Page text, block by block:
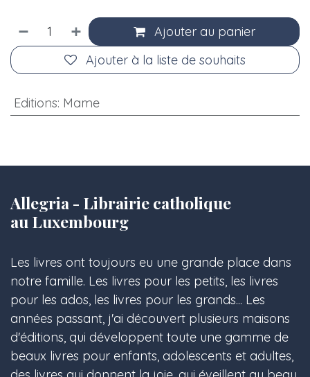
Ajouter au panier
Ajouter à la liste de souhaits
Editions: Mame
Allegria - Librairie catholique
au Luxembourg
Les livres ont toujours eu une grande place dans
notre famille. Les livres pour les petits, les livres
pour les ados, les livres pour les grands... Les
années passant, j'ai découvert plusieurs maisons
d'éditions, qui développent toute une gamme de
beaux livres pour enfants, adolescents et adultes,